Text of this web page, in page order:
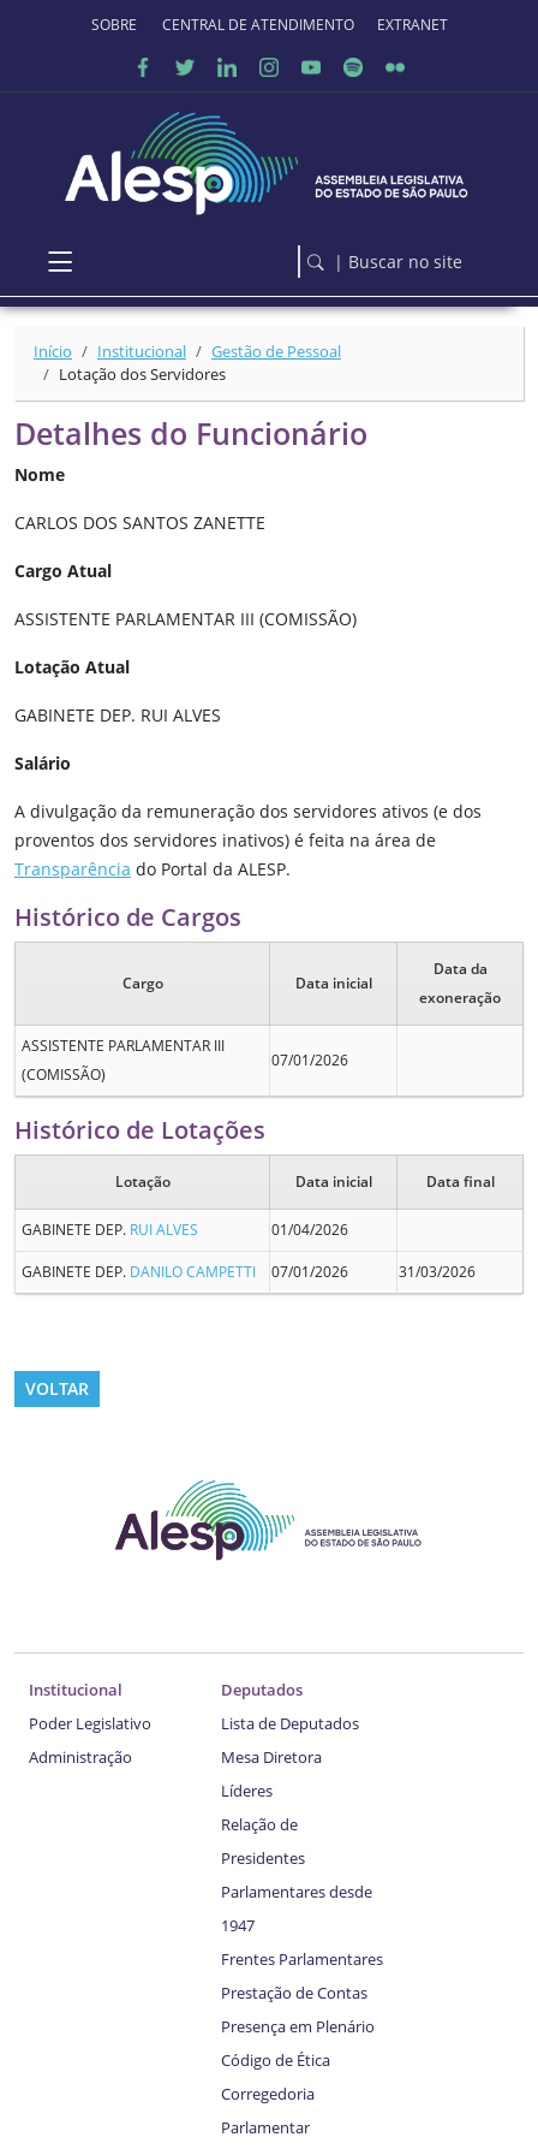
Ir para o conteúdo principal
SOBRE O PORTALCENTRAL DE ATENDIMENTO EXTRANET
| Buscar no site
Início Institucional
Gestão de Pessoal
Lotação dos Servidores
Detalhes do Funcionário
Nome
CARLOS DOS SANTOS ZANETTE
Cargo Atual
ASSISTENTE PARLAMENTAR III (COMISSÃO)
Lotação Atual
GABINETE DEP. RUI ALVES
Salário
A divulgação da remuneração dos servidores ativos (e dos
proventos dos servidores inativos) é feita na área de
Transparência do Portal da ALESP.
Histórico de Cargos
Cargo Data inicial
Data da
exoneração
ASSISTENTE PARLAMENTAR III
(COMISSÃO)
07/01/2026
Histórico de Lotações
Lotação Data inicial Data final
GABINETE DEP. RUI ALVES 01/04/2026
GABINETE DEP. DANILO CAMPETTI 07/01/2026 31/03/2026
VOLTAR
Institucional
Poder Legislativo
Administração
Deputados
Lista de Deputados
Mesa Diretora
Líderes
Relação de
Presidentes
Parlamentares desde
1947
Frentes Parlamentares
Prestação de Contas
Presença em Plenário
Código de Ética
Corregedoria
Parlamentar